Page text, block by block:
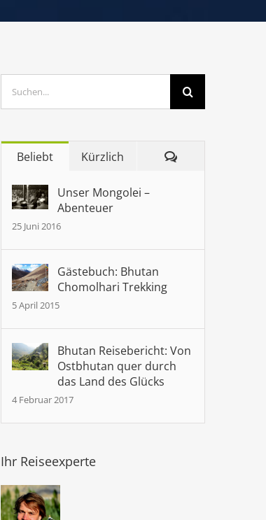
Suche
nach:
Beliebt Kürzlich Kommentare
Unser Mongolei –
Abenteuer
25 Juni 2016
Gästebuch: Bhutan
Chomolhari Trekking
5 April 2015
Bhutan Reisebericht: Von
Ostbhutan quer durch
das Land des Glücks
4 Februar 2017
Ihr Reiseexperte